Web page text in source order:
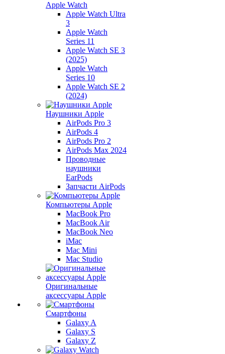
Apple Watch
Apple Watch Ultra
3
Apple Watch
Series 11
Apple Watch SE 3
(2025)
Apple Watch
Series 10
Apple Watch SE 2
(2024)
Наушники Apple
AirPods Pro 3
AirPods 4
AirPods Pro 2
AirPods Max 2024
Проводные
наушники
EarPods
Запчасти AirPods
Компьютеры Apple
MacBook Pro
MacBook Air
MacBook Neo
iMac
Mac Mini
Mac Studio
Оригинальные
аксессуары Apple
Смартфоны
Galaxy A
Galaxy S
Galaxy Z